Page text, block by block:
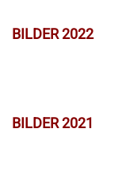
BILDER 2022
BILDER 2021